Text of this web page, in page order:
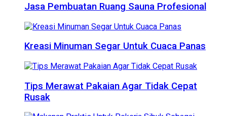
Jasa Pembuatan Ruang Sauna Profesional
Kreasi Minuman Segar Untuk Cuaca Panas
Tips Merawat Pakaian Agar Tidak Cepat
Rusak